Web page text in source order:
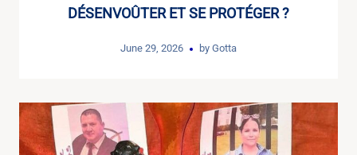
DÉSENVOÛTER ET SE PROTÉGER ?
June 29, 2026 by Gotta